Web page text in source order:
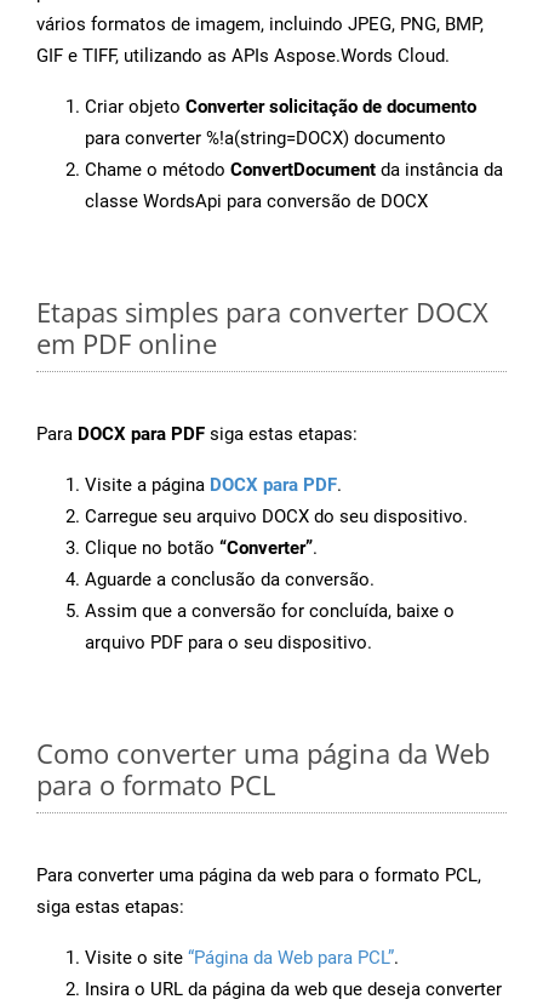
vários formatos de imagem, incluindo JPEG, PNG, BMP,
GIF e TIFF, utilizando as APIs Aspose.Words Cloud.
Criar objeto Converter solicitação de documento
para converter %!a(string=DOCX) documento
Chame o método ConvertDocument da instância da
classe WordsApi para conversão de DOCX
Etapas simples para converter DOCX
em PDF online
Para DOCX para PDF siga estas etapas:
Visite a página DOCX para PDF.
Carregue seu arquivo DOCX do seu dispositivo.
Clique no botão “Converter”.
Aguarde a conclusão da conversão.
Assim que a conversão for concluída, baixe o
arquivo PDF para o seu dispositivo.
Como converter uma página da Web
para o formato PCL
Para converter uma página da web para o formato PCL,
siga estas etapas:
Visite o site “Página da Web para PCL”.
Insira o URL da página da web que deseja converter